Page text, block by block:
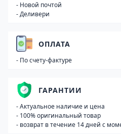
- Новой почтой
- Деливери
ОПЛАТА
- По счету-фактуре
ГАРАНТИИ
- Актуальное наличие и цена
- 100% оригинальный товар
- возврат в течение 14 дней с